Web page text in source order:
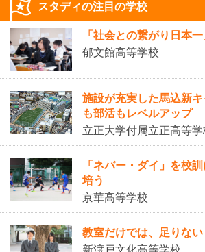
スタディの注目の学校
「社会との繋がり日本
郁文館高等学校
施設が充実した馬込新
も部活もレベルアップ
立正大学付属立正高等学
「ネバー・ダイ」を校
培う
京華高等学校
教室だけでは、足りない